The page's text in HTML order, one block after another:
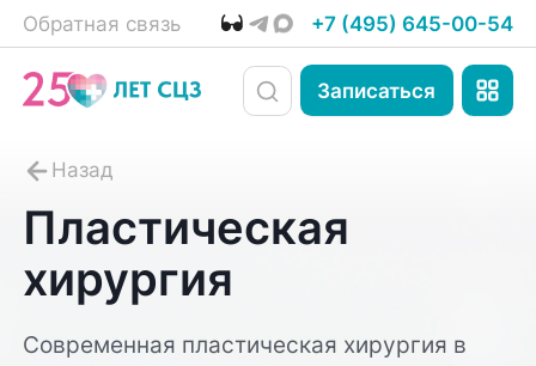
Обратная связь +7 (495) 645-00-54
Записаться
Пластическая
хирургия
Современная пластическая хирургия в